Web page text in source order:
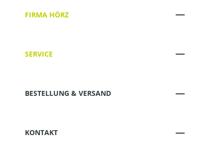
FIRMA HÖRZ
SERVICE
BESTELLUNG & VERSAND
KONTAKT